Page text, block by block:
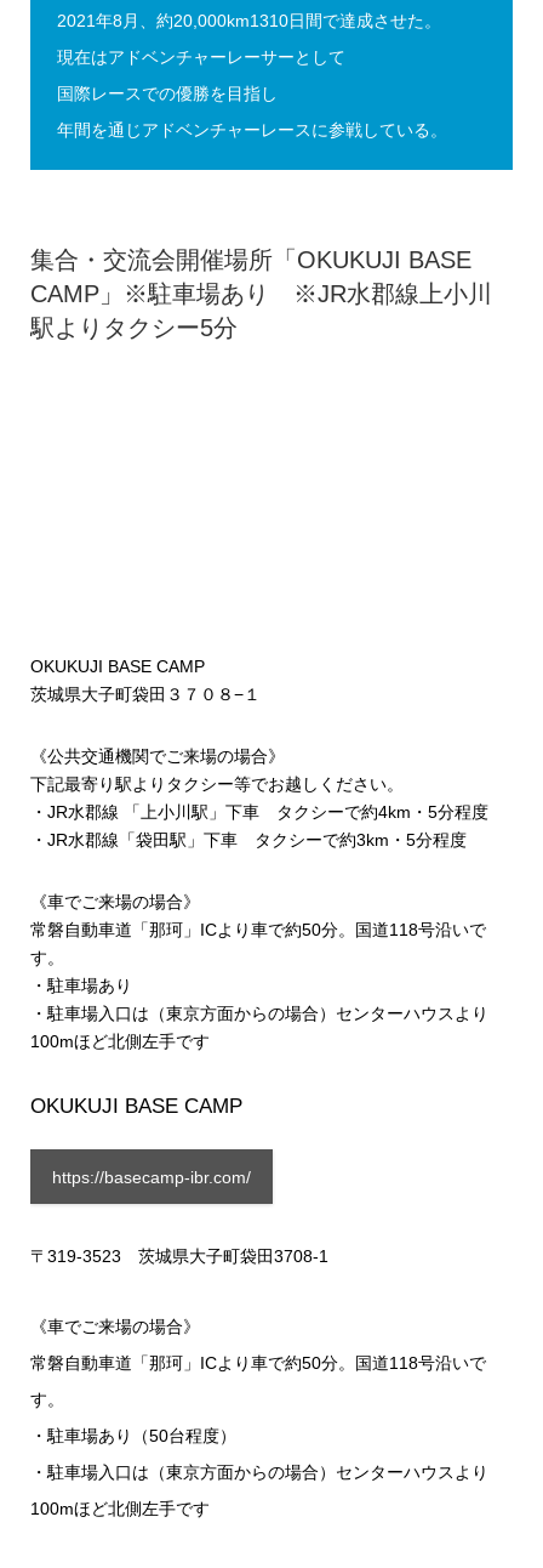
2021年8月、約20,000km1310日間で達成させた。
現在はアドベンチャーレーサーとして
国際レースでの優勝を目指し
年間を通じアドベンチャーレースに参戦している。
集合・交流会開催場所「OKUKUJI BASE
CAMP」※駐車場あり ※JR水郡線上小川
駅よりタクシー5分
OKUKUJI BASE CAMP
茨城県大子町袋田３７０８−１
《公共交通機関でご来場の場合》
下記最寄り駅よりタクシー等でお越しください。
・JR水郡線 「上小川駅」下車 タクシーで約4km・5分程度
・JR水郡線「袋田駅」下車 タクシーで約3km・5分程度
《車でご来場の場合》
常磐自動車道「那珂」ICより車で約50分。国道118号沿いで
す。
・駐車場あり
・駐車場入口は（東京方面からの場合）センターハウスより
100mほど北側左手です
OKUKUJI BASE CAMP
https://basecamp-ibr.com/
〒319-3523 茨城県大子町袋田3708-1
《車でご来場の場合》
常磐自動車道「那珂」ICより車で約50分。国道118号沿いで
す。
・駐車場あり（50台程度）
・駐車場入口は（東京方面からの場合）センターハウスより
100mほど北側左手です